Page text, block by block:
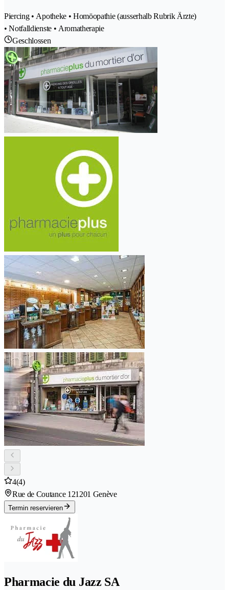
Piercing • Apotheke • Homöopathie (ausserhalb Rubrik Ärzte)
• Notfalldienste • Aromatherapie
Geschlossen
4(4)
Rue de Coutance 121201 Genève
Termin reservieren
Pharmacie du Jazz SA